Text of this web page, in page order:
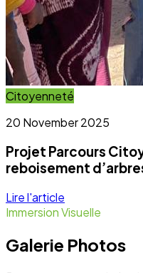
Parcourez notre galerie
de nos projets au sein
mille mots.
Voir la Galerie Photos